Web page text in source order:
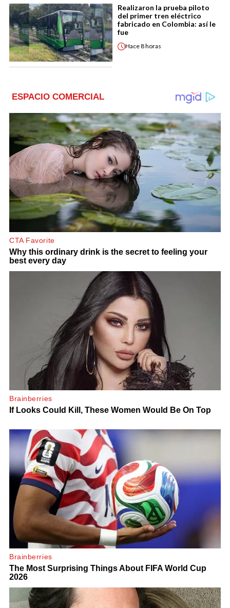
Realizaron la prueba piloto
del primer tren eléctrico
fabricado en Colombia: así le
fue
Hace8 horas